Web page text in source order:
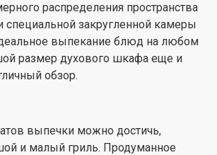
распределения пространства
закругленной камеры
выпекание блюд на любом
размер духового шкафа еще и
обзор.
выпечки можно достичь,
и малый гриль. Продуманное